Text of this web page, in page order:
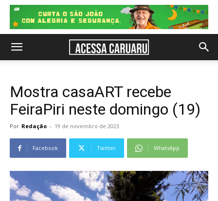
Mostra casaART recebe
FeiraPiri neste domingo (19)
Por Redação - 19 de novembro de 2023
Facebook Twitter WhatsApp